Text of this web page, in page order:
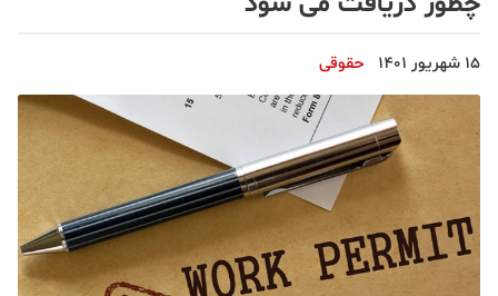
15 شهریور 1401 حقوقی